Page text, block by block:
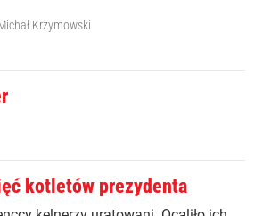
Krzymowski
kotletów prezydenta